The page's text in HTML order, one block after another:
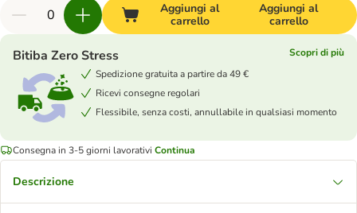
Aggiungi al
carrello
Aggiungi al
carrello
Bitiba Zero Stress
Scopri di più
Spedizione gratuita a partire da 49 €
Ricevi consegne regolari
Flessibile, senza costi, annullabile in qualsiasi momento
Consegna in 3-5 giorni lavorativi Continua
Descrizione